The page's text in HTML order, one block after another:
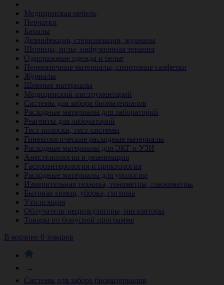
Медицинская мебель
Перчатки
Бахилы
Дезинфекция, стерилизация, журналы
Шприцы, иглы, инфузионная терапия
Одноразовые одежда и белье
Перевязочные материалы, спиртовые салфетки
Журналы
Шовные материалы
Медицинский инструментарий
Системы для забора биоматериалов
Расходные материалы для лабораторий
Реагенты для лабораторий
Тест-полоски, тест-системы
Гинекологические расходные материалы
Расходные материалы для ЭКГ и УЗИ
Анестезиология и реанимация
Гастроэнтерология и проктология
Расходные материалы для урологии
Измерительная техника, тонометры, глюкометры
Бытовая химия, уборка, гигиена
Утилизация
Облучатели-рециркуляторы, ингаляторы
Товары по бонусной программе
В корзине 0 товаров
→
Системы для забора биоматериалов